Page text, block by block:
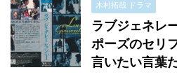
木村拓哉 ドラマ
ラブジェネレ
ポーズのセリ
言いたい言葉